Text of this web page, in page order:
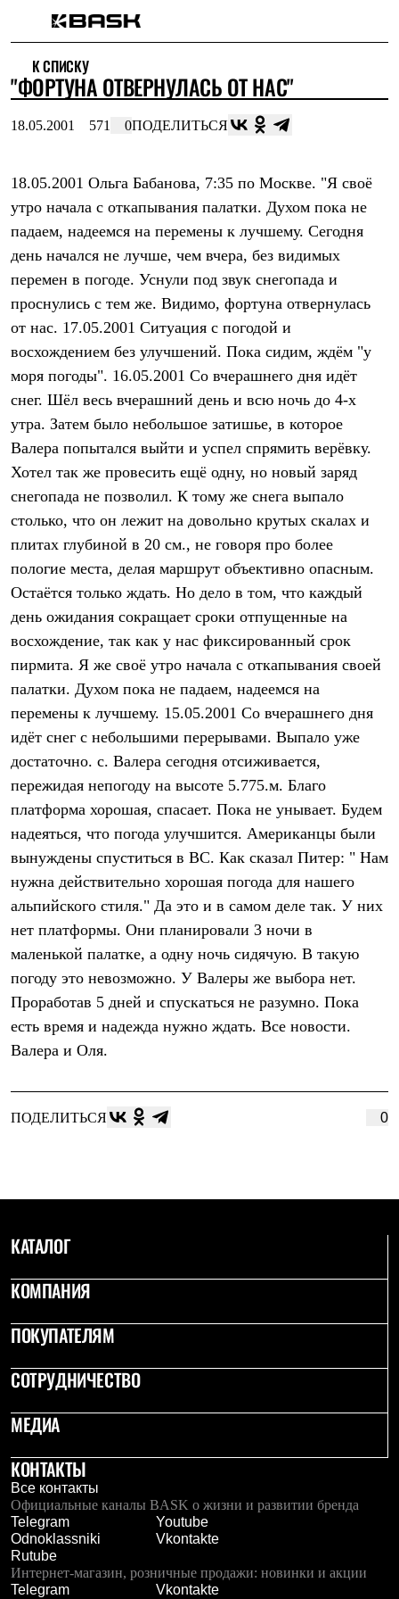
Интернет-магазин
Мужская одежда
Утепленная пухом
Куртки
Брюки
Утепленная синтетикой
Куртки
Брюки
Штормовая одежда
Куртки
Софтшелл одежда
Куртки
Куртки
Брюки
Жилеты
Термобелье
Теплое термобелье
Среднее термобелье
Легкое термобелье
Лёгкая одежда
Футболки
Толстовки
Брюки
Женская одежда
Утепленная пухом
Брюки
Жилеты
Утепленная синтетикой
Куртки
Брюки
Штормовая одежда
Куртки
Софтшелл одежда
Куртки
Лёгкая одежда
Рубашки
Футболки
Брюки
Термобелье
Теплое термобелье
Среднее термобелье
Легкое термобелье
Флисовая одежда
Брюки
Детская одежда
Комбинезоны
Куртки
Куртки
Брюки
Куртки
Флисовая одежда
Брюки
Комбинезоны
Термобелье
Снаряжение
Палатки и тенты
Тенты
Рюкзаки
Экспедиционные
Легкоходные
Альпинистские
Городские
Аксессуары для рюкзаков
Спальные мешки
Пуховые
Комбинированные
К СПИСКУ
"ФОРТУНА ОТВЕРНУЛАСЬ ОТ НАС"
18.05.2001 571 0ПОДЕЛИТЬСЯ
18.05.2001 Ольга Бабанова, 7:35 по Москве. "Я своё
утро начала с откапывания палатки. Духом пока не
падаем, надеемся на перемены к лучшему. Сегодня
день начался не лучше, чем вчера, без видимых
перемен в погоде. Уснули под звук снегопада и
проснулись с тем же. Видимо, фортуна отвернулась
от нас. 17.05.2001 Ситуация с погодой и
восхождением без улучшений. Пока сидим, ждём "у
моря погоды". 16.05.2001 Со вчерашнего дня идёт
снег. Шёл весь вчерашний день и всю ночь до 4-х
утра. Затем было небольшое затишье, в которое
Валера попытался выйти и успел спрямить верёвку.
Хотел так же провесить ещё одну, но новый заряд
снегопада не позволил. К тому же снега выпало
столько, что он лежит на довольно крутых скалах и
плитах глубиной в 20 см., не говоря про более
пологие места, делая маршрут объективно опасным.
Остаётся только ждать. Но дело в том, что каждый
день ожидания сокращает сроки отпущенные на
восхождение, так как у нас фиксированный срок
пирмита. Я же своё утро начала с откапывания своей
палатки. Духом пока не падаем, надеемся на
перемены к лучшему. 15.05.2001 Со вчерашнего дня
идёт снег с небольшими перерывами. Выпало уже
достаточно. с. Валера сегодня отсиживается,
пережидая непогоду на высоте 5.775.м. Благо
платформа хорошая, спасает. Пока не унывает. Будем
надеяться, что погода улучшится. Американцы были
вынуждены спуститься в ВС. Как сказал Питер: " Нам
нужна действительно хорошая погода для нашего
альпийского стиля." Да это и в самом деле так. У них
нет платформы. Они планировали 3 ночи в
маленькой палатке, а одну ночь сидячую. В такую
погоду это невозможно. У Валеры же выбора нет.
Проработав 5 дней и спускаться не разумно. Пока
есть время и надежда нужно ждать. Все новости.
Валера и Оля.
ПОДЕЛИТЬСЯ 0
КАТАЛОГ
КОМПАНИЯ
ПОКУПАТЕЛЯМ
СОТРУДНИЧЕСТВО
МЕДИА
КОНТАКТЫ
Все контакты
Официальные каналы BASK о жизни и развитии бренда
Telegram
Youtube
Odnoklassniki
Vkontakte
Rutube
Интернет-магазин, розничные продажи: новинки и акции
Telegram
Vkontakte